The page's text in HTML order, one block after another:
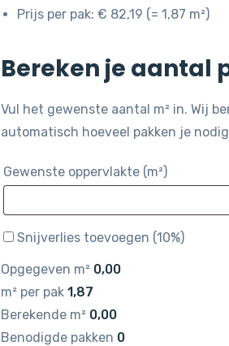
Prijs per pak: € 82,19 (= 1,87 m²)
Bereken je aantal
Vul het gewenste aantal m² in. Wij
automatisch hoeveel pakken je
Gewenste oppervlakte (m²)
Snijverlies toevoegen (10%)
Opgegeven m² 0,00
m² per pak 1,87
Berekende m² 0,00
Benodigde pakken 0